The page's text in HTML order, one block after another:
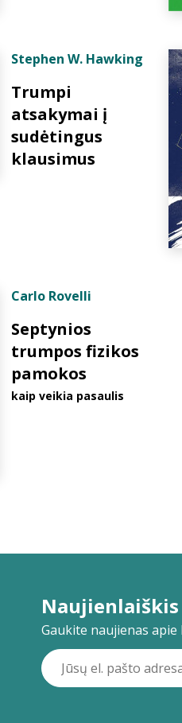
Stephen W. Hawking
Trumpi
atsakymai į
sudėtingus
klausimus
Carlo Rovelli
Septynios
trumpos fizikos
pamokos
kaip veikia pasaulis
Naujienlaiškis
Gaukite naujienas apie